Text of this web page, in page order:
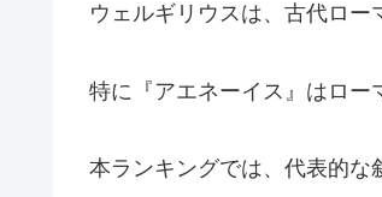
ウェルギリウスは、古代ロー
特に『アエネーイス』はロー
本ランキングでは、代表的な